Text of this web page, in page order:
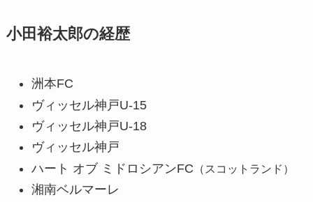
小田裕太郎の経歴
洲本FC
ヴィッセル神戸U-15
ヴィッセル神戸U-18
ヴィッセル神戸
ハート オブ ミドロシアンFC （スコットランド）
湘南ベルマーレ